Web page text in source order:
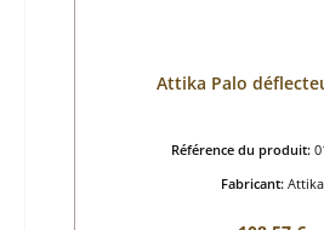
Attika Palo
Référence du produit:
Fabricant: Attika